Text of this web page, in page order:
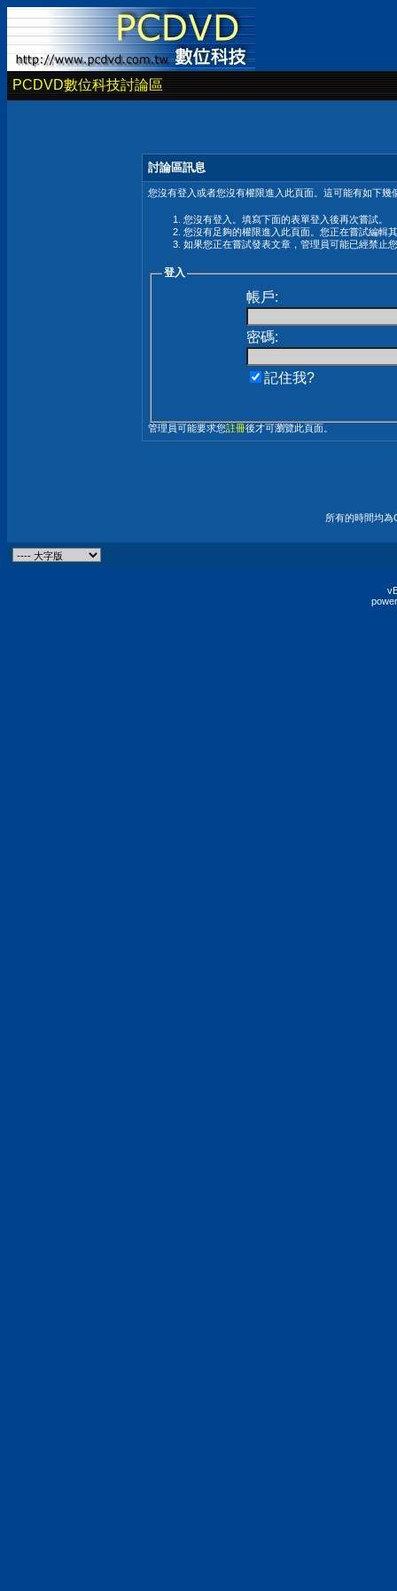
PCDVD數位科技討論區
討論區訊息
您沒有登入或者您沒有權限進入此頁面。這可能有如下幾
您沒有登入。填寫下面的表單登入後再次嘗試。
您沒有足夠的權限進入此頁面。您正在嘗試編輯
如果您正在嘗試發表文章，管理員可能已經禁止
登入
帳戶:
密碼:
記住我?
管理員可能要求您註冊後才可瀏覽此頁面。
所有的時間均為